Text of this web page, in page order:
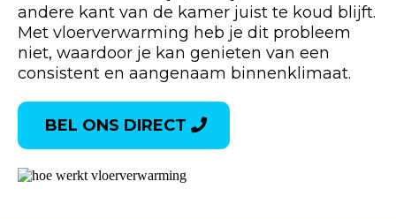
andere kant van de kamer juist te koud blijft.
Met vloerverwarming heb je dit probleem
niet, waardoor je kan genieten van een
consistent en aangenaam binnenklimaat.
BEL ONS DIRECT